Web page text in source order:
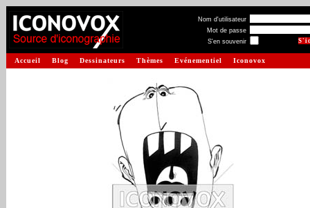
Nom d'utilisateur
Mot de passe
S'en souvenir
Accueil Blog Dessinateurs Thèmes Evénementiel Iconovox